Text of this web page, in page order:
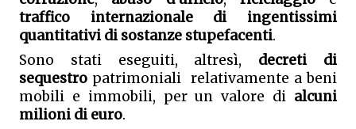
traffico internazionale di ingentissimi
quantitativi di sostanze stupefacenti.
Sono stati eseguiti, altresì, decreti di
sequestro patrimoniali  relativamente a beni
mobili e immobili, per un valore di alcuni
milioni di euro.